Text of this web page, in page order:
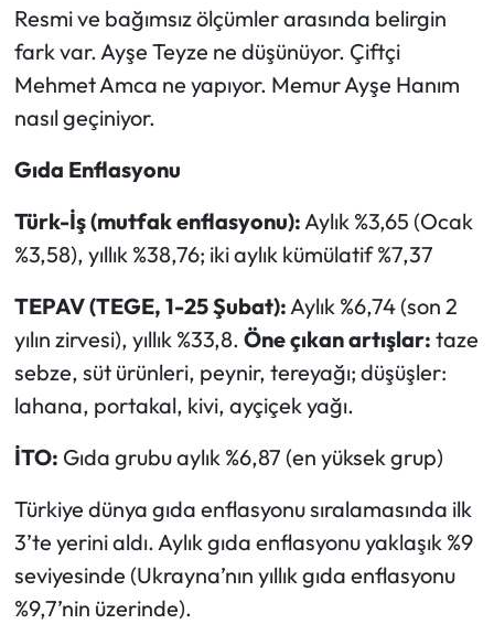
Resmi ve bağımsız ölçümler arasında belirgin
fark var. Ayşe Teyze ne düşünüyor. Çiftçi
Mehmet Amca ne yapıyor. Memur Ayşe Hanım
nasıl geçiniyor.
Gıda Enflasyonu
Türk-İş (mutfak enflasyonu):Aylık %3,65 (Ocak
%3,58), yıllık %38,76; iki aylık kümülatif %7,37
TEPAV (TEGE, 1-25 Şubat):Aylık %6,74 (son 2
yılın zirvesi), yıllık %33,8. Öne çıkan artışlar: taze
sebze, süt ürünleri, peynir, tereyağı; düşüşler:
lahana, portakal, kivi, ayçiçek yağı.
İTO: Gıda grubu aylık %6,87 (en yüksek grup)
Türkiye dünya gıda enflasyonu sıralamasında ilk
3’te yerini aldı. Aylık gıda enflasyonu yaklaşık %9
seviyesinde (Ukrayna’nın yıllık gıda enflasyonu
%9,7’nin üzerinde).